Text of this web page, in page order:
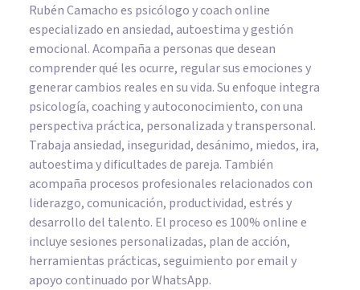
Rubén Camacho es psicólogo y coach online
especializado en ansiedad, autoestima y gestión
emocional. Acompaña a personas que desean
comprender qué les ocurre, regular sus emociones y
generar cambios reales en su vida. Su enfoque integra
psicología, coaching y autoconocimiento, con una
perspectiva práctica, personalizada y transpersonal.
Trabaja ansiedad, inseguridad, desánimo, miedos, ira,
autoestima y dificultades de pareja. También
acompaña procesos profesionales relacionados con
liderazgo, comunicación, productividad, estrés y
desarrollo del talento. El proceso es 100% online e
incluye sesiones personalizadas, plan de acción,
herramientas prácticas, seguimiento por email y
apoyo continuado por WhatsApp.